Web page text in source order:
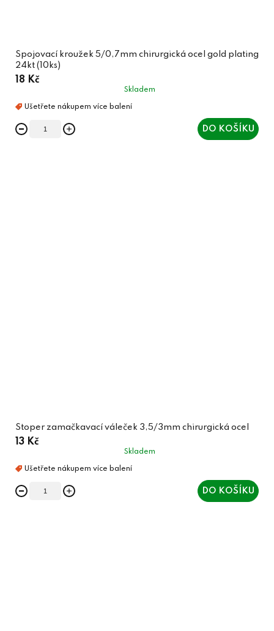
Spojovací kroužek 5/0,7mm chirurgická ocel gold plating
24kt (10ks)
18 Kč
Skladem
DO KOŠÍKU
Stoper zamačkavací váleček 3,5/3mm chirurgická ocel
13 Kč
Skladem
DO KOŠÍKU